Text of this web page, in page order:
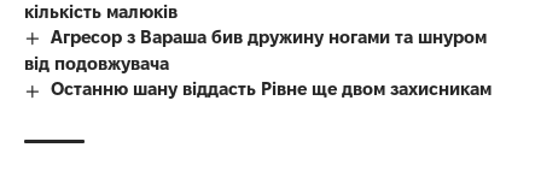
кількість малюків
Агресор з Вараша бив дружину ногами та шнуром
від подовжувача
Останню шану віддасть Рівне ще двом захисникам